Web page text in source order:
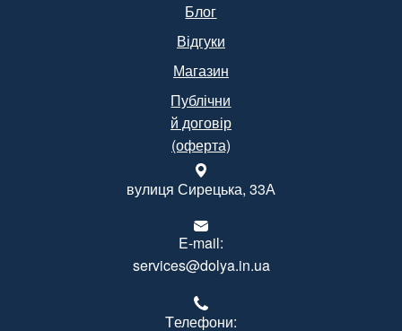
Блог
Відгуки
Магазин
Публічни
й договір
(оферта)
вулиця Сирецька, 33А
E-mail:
services@dolya.in.ua
Tелефони: